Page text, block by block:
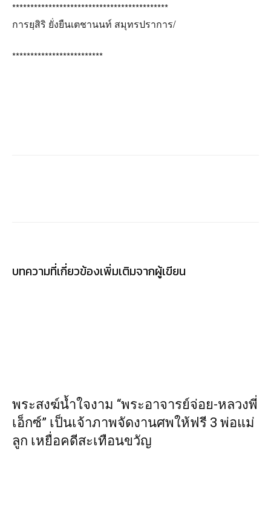
*******************************************
การยฺสิริ ยั่งยืนเตชานนท์ สมุทรปราการ/
*************************
บทความที่เกี่ยวข้องเพิ่มเติมจากผู้เขียน
พระสงฆ์น้ำใจงาม “พระอาจารย์จ่อย-หลวงพี่
เอ็กซ์” เป็นเจ้าภาพจัดงานศพให้ฟรี 3 พ่อแม่
ลูก เหยื่อคดีสะเทือนขวัญ